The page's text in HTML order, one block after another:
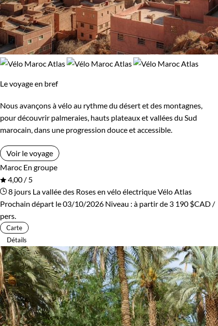
Le voyage en bref
Nous avançons à vélo au rythme du désert et des montagnes,
pour découvrir palmeraies, hauts plateaux et vallées du Sud
marocain, dans une progression douce et accessible.
Voir le voyage
Maroc En groupe
4,00 / 5
8 jours La vallée des Roses en vélo électriqueVélo Atlas
Prochain départ le 03/10/2026 Niveau : à partir de 3 190 $CAD /
pers.
Carte
Détails